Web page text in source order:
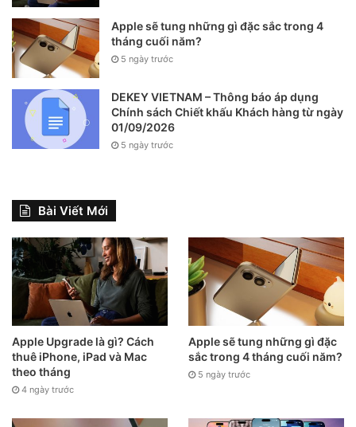
Apple sẽ tung những gì đặc sắc trong 4
tháng cuối năm?
5 ngày trước
DEKEY VIETNAM – Thông báo áp dụng
Chính sách Chiết khấu Khách hàng từ ngày
01/09/2026
5 ngày trước
Bài Viết Mới
Apple Upgrade là gì? Cách
thuê iPhone, iPad và Mac
theo tháng
4 ngày trước
Apple sẽ tung những gì đặc
sắc trong 4 tháng cuối năm?
5 ngày trước